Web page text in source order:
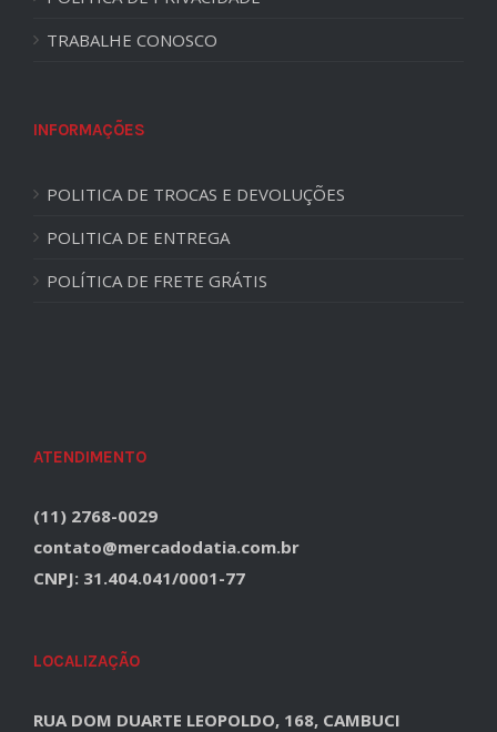
TRABALHE CONOSCO
INFORMAÇÕES
POLITICA DE TROCAS E DEVOLUÇÕES
POLITICA DE ENTREGA
POLÍTICA DE FRETE GRÁTIS
ATENDIMENTO
(11) 2768-0029
contato@mercadodatia.com.br
CNPJ: 31.404.041/0001-77
LOCALIZAÇÃO
RUA DOM DUARTE LEOPOLDO, 168, CAMBUCI